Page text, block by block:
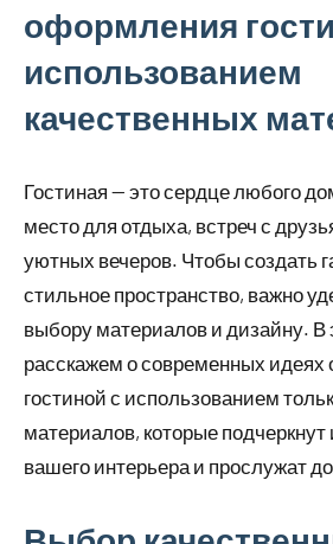
оформления
использованием
качественных
Гостиная — это сердце любого
место для отдыха, встреч с
уютных вечеров. Чтобы создать
стильное пространство, важно
выбору материалов и дизайну. В
расскажем о современных
гостиной с использованием
материалов, которые
вашего интерьера и прослужат